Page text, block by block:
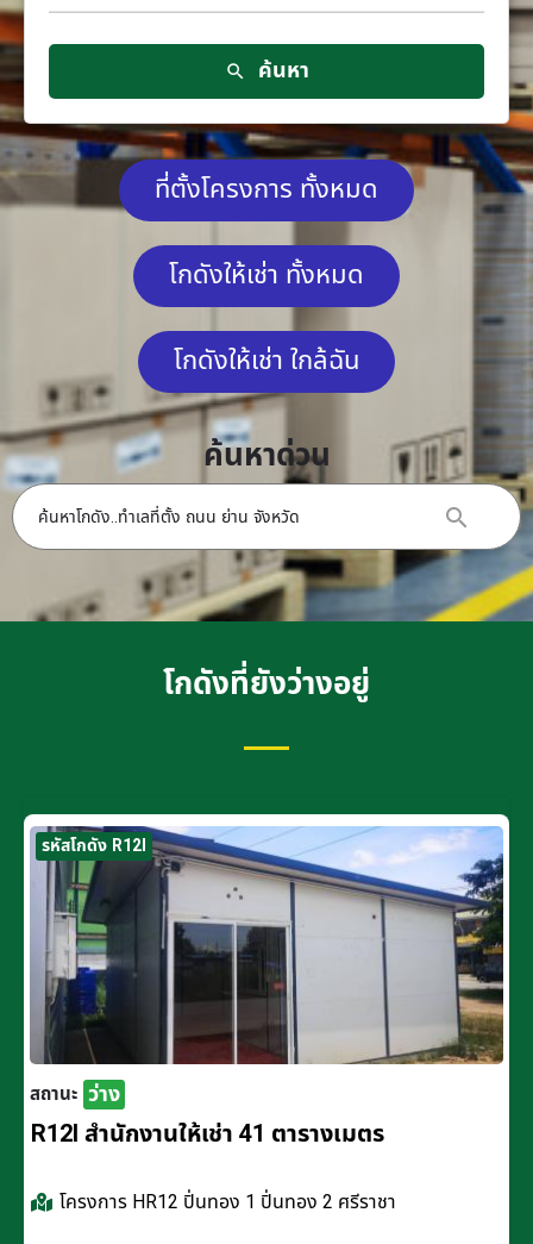
ค้นหา
ที่ตั้งโครงการ ทั้งหมด
โกดังให้เช่า ทั้งหมด
โกดังให้เช่า ใกล้ฉัน
ค้นหาด่วน
โกดังที่ยังว่างอยู่
รหัสโกดัง R12I
สถานะ ว่าง
R12I สำนักงานให้เช่า 41 ตารางเมตร
โครงการ HR12 ปิ่นทอง 1 ปิ่นทอง 2 ศรีราชา